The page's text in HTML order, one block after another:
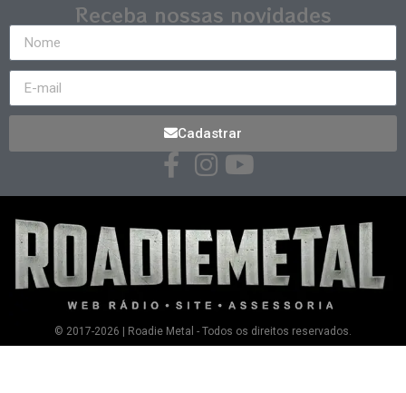
Receba nossas novidades
Cadastrar
© 2017-2026 | Roadie Metal - Todos os direitos reservados.